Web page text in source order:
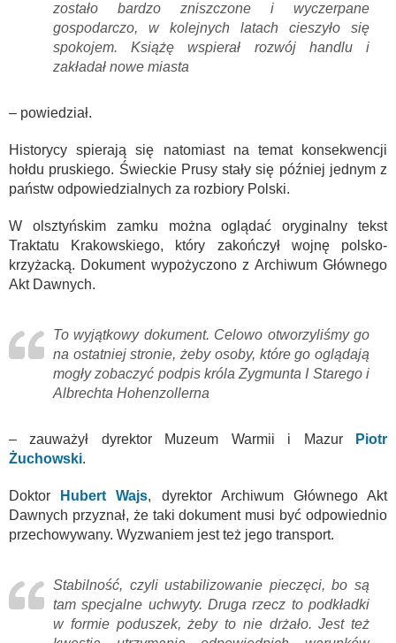
zostało bardzo zniszczone i wyczerpane
gospodarczo, w kolejnych latach cieszyło się
spokojem. Książę wspierał rozwój handlu i
zakładał nowe miasta
– powiedział.
Historycy spierają się natomiast na temat konsekwencji
hołdu pruskiego. Świeckie Prusy stały się później jednym z
państw odpowiedzialnych za rozbiory Polski.
W olsztyńskim zamku można oglądać oryginalny tekst
Traktatu Krakowskiego, który zakończył wojnę polsko-
krzyżacką. Dokument wypożyczono z Archiwum Głównego
Akt Dawnych.
To wyjątkowy dokument. Celowo otworzyliśmy go
na ostatniej stronie, żeby osoby, które go oglądają
mogły zobaczyć podpis króla Zygmunta I Starego i
Albrechta Hohenzollerna
– zauważył dyrektor Muzeum Warmii i Mazur
Piotr
Żuchowski.
Doktor Hubert Wajs, dyrektor Archiwum Głównego Akt
Dawnych przyznał, że taki dokument musi być odpowiednio
przechowywany. Wyzwaniem jest też jego transport.
Stabilność, czyli ustabilizowanie pieczęci, bo są
tam specjalne uchwyty. Druga rzecz to podkładki
w formie poduszek, żeby to nie drżało. Jest też